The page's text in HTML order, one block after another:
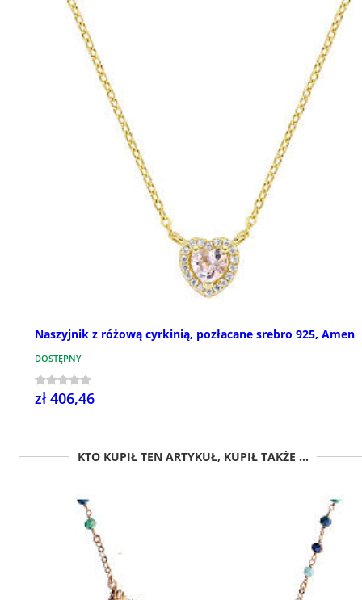
Naszyjnik z różową cyrkinią, pozłacane srebro 925, Amen
DOSTĘPNY
zł 406,46
KTO KUPIŁ TEN ARTYKUŁ, KUPIŁ TAKŻE ...